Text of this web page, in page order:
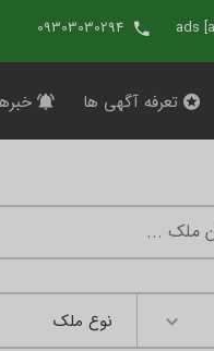
ads
09303030294
تعرفه آگهی ها